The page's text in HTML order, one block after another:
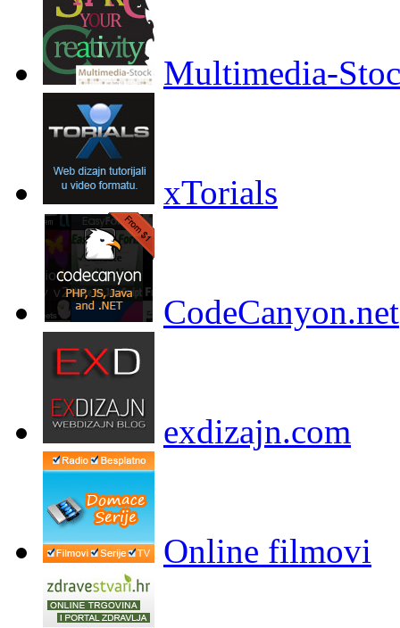
Multimedia-
xTorials
CodeCanyon.net
exdizajn.com
Online filmovi